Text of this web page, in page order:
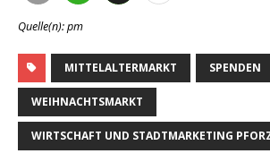
Quelle(n): pm
MITTELALTERMARKT SPENDEN
WEIHNACHTSMARKT
WIRTSCHAFT UND STADTMARKETING